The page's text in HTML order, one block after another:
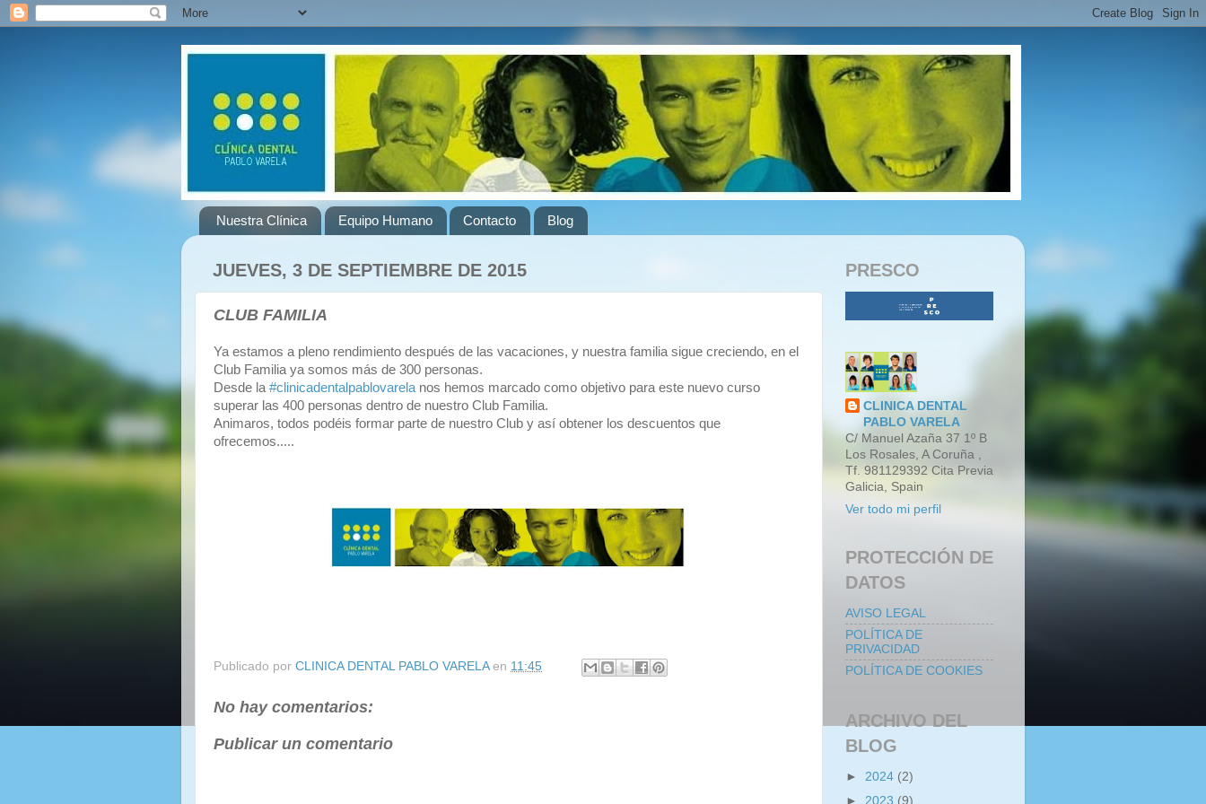
Nuestra Clínica Equipo Humano Contacto Blog
JUEVES, 3 DE SEPTIEMBRE DE 2015
CLUB FAMILIA
Ya estamos a pleno rendimiento después de las vacaciones, y nuestra familia sigue creciendo, en el
Club Familia ya somos más de 300 personas.
Desde la‪#‎clinicadentalpablovarela‬nos hemos marcado como objetivo para este nuevo curso
superar las 400 personas dentro de nuestro Club Familia.
Animaros, todos podéis formar parte de nuestro Club y así obtener los descuentos que
ofrecemos.....
Publicado por CLINICA DENTAL PABLO VARELA en 11:45
No hay comentarios:
Publicar un comentario
PRESCO
CLINICA DENTAL
PABLO VARELA
C/ Manuel Azaña 37 1º B
Los Rosales, A Coruña ,
Tf. 981129392 Cita Previa
Galicia, Spain
Ver todo mi perfil
PROTECCIÓN DE
DATOS
AVISO LEGAL
POLÍTICA DE
PRIVACIDAD
POLÍTICA DE COOKIES
ARCHIVO DEL
BLOG
► 2024 (2)
► 2023 (9)